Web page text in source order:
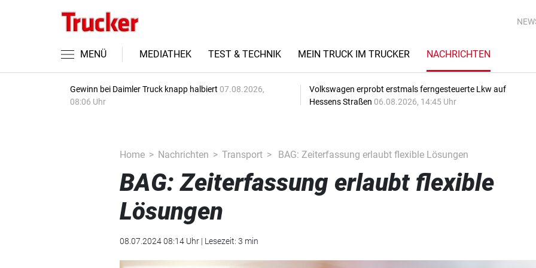
MENÜ MEDIATHEK TEST & TECHNIK MEIN TRUCK IM TRUCKER NACHRICHTEN
Gewinn bei Daimler Truck knapp halbiert 07.08.2026,
08:06 Uhr
Volkswagen erprobt erstmals ferngesteuerte Lkw auf
Hessens Straßen 06.08.2026, 14:45 Uhr
Home Nachrichten Transport BAG: Zeiterfassung erlaubt flexible Lösungen
BAG: Zeiterfassung erlaubt flexible
Lösungen
08.07.2024 08:14 Uhr | Lesezeit: 3 min